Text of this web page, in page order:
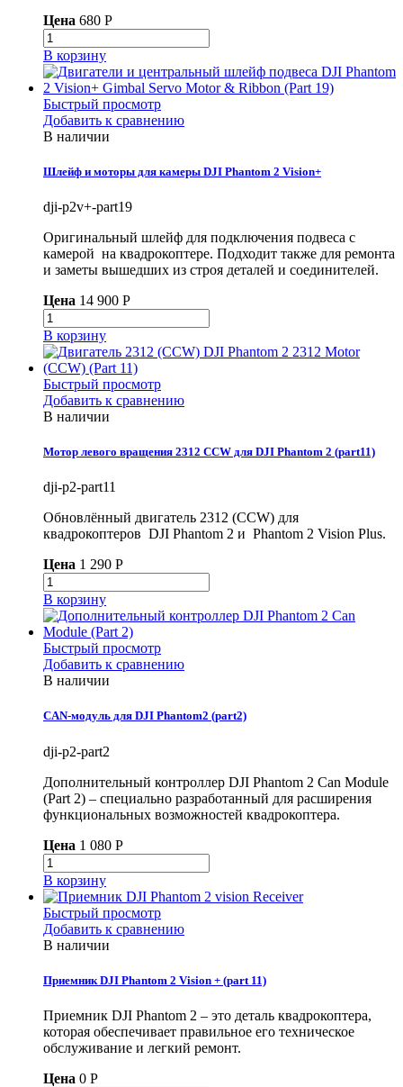
Цена 680 P
В корзину
Быстрый просмотр
Добавить к сравнению
В наличии
Шлейф и моторы для камеры DJI Phantom 2 Vision+
dji-p2v+-part19
Оригинальный шлейф для подключения подвеса с
камерой на квадрокоптере. Подходит также для ремонта
и заметы вышедших из строя деталей и соединителей.
Цена 14 900 P
В корзину
Быстрый просмотр
Добавить к сравнению
В наличии
Мотор левого вращения 2312 CCW для DJI Phantom 2 (part11)
dji-p2-part11
Обновлённый двигатель 2312 (CCW) для
квадрокоптеров DJI Phantom 2 и Phantom 2 Vision Plus.
Цена 1 290 P
В корзину
Быстрый просмотр
Добавить к сравнению
В наличии
CAN-модуль для DJI Phantom2 (part2)
dji-p2-part2
Дополнительный контроллер DJI Phantom 2 Can Module
(Part 2) – специально разработанный для расширения
функциональных возможностей квадрокоптера.
Цена 1 080 P
В корзину
Быстрый просмотр
Добавить к сравнению
В наличии
Приемник DJI Phantom 2 Vision + (part 11)
Приемник DJI Phantom 2 – это деталь квадрокоптера,
которая обеспечивает правильное его техническое
обслуживание и легкий ремонт.
Цена 0 P